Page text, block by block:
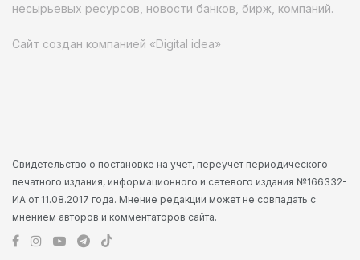
несырьевых ресурсов, новости банков, бирж, компаний.
Сайт создан компанией «Digital idea»
Свидетельство о постановке на учет, переучет периодического
печатного издания, информационного и сетевого издания №166332-
ИА от 11.08.2017 года. Мнение редакции может не совпадать с
мнением авторов и комментаторов сайта.